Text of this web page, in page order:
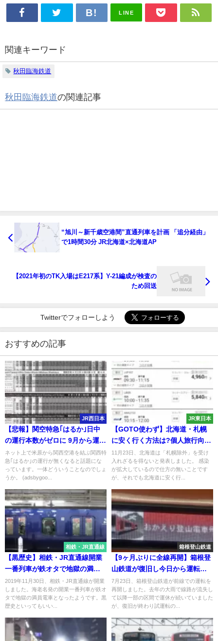
LINE
関連キーワード
秋田臨海鉄道
秋田臨海鉄道の関連記事
“旭川～新千歳空港間”直通列車を計画 「追分経由」
で1時間30分 JR北海道×北海道AP
【2021年初のTK入場はE217系】Y-21編成が検査の
ため回送
Twitterでフォローしよう
おすすめの記事
JR西日本
【悲報】関空特急｢はるか｣日中
の運行本数がゼロに 9月から運休
が28本から42本に拡大 新車導入
もニート状態
ネット上で米原から関西空港を結ぶ関西特
急｢はるか｣の運行が無くなると話題にな
っています。一体どういうことなのでしょ
うか。 (adsbygoo...
JR東日本
【GOTO使わず】北海道・札幌
に安く行く方法は?個人旅行向け
まとめ
11月23日、北海道は「札幌除外」を受け
入れざるを得ないと発表しました。 感染
が拡大しているので仕方の無いことです
が、それでも北海道に安く行...
相鉄・JR直通線
【黒歴史】相鉄・JR直通線開業
一番列車が鉄オタで地獄の満員
電車に 特急新宿行きで
2019年11月30日、相鉄・JR直通線が開業
しました。海老名発の開業一番列車が鉄オ
タで地獄の満員電車となったようです。黒
歴史といってもいい...
箱根登山鉄道
【9ヶ月ぶりに全線再開】箱根登
山鉄道が復旧し今日から運転再
開 臨時のロマンスカーも
7月23日、箱根登山鉄道が前線での運転を
再開しました。去年の大雨で線路が流失し
て以降一部の区間で運休が続いていました
が、復旧が終わり試運転の...